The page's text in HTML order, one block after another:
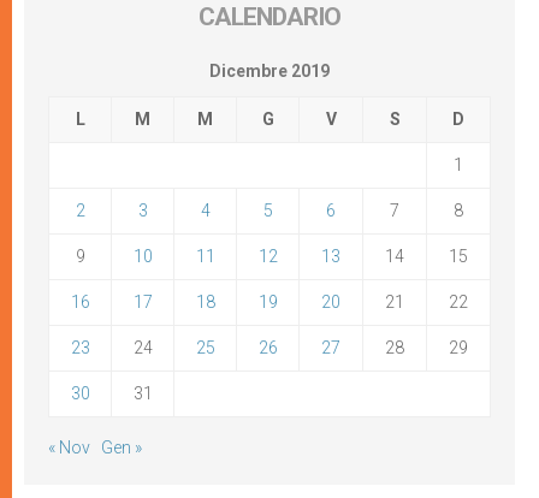
CALENDARIO
Dicembre 2019
L M M G V S D
1
2 3 4 5 6 7 8
9 10 11 12 13 14 15
16 17 18 19 20 21 22
23 24 25 26 27 28 29
30 31
« Nov Gen »